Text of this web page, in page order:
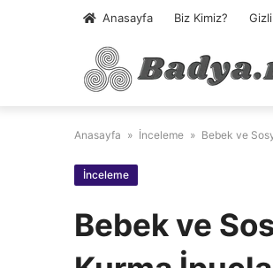
Anasayfa Biz Kimiz?
Anasayfa » İnceleme » Bebek ve
İnceleme
Bebek ve